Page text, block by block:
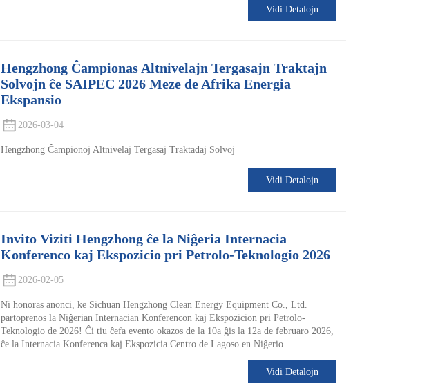
Vidi Detalojn
Hengzhong Ĉampionas Altnivelajn Tergasajn Traktajn
Solvojn ĉe SAIPEC 2026 Meze de Afrika Energia
Ekspansio
2026-03-04
Hengzhong Ĉampionoj Altnivelaj Tergasaj Traktadaj Solvoj
Vidi Detalojn
Invito Viziti Hengzhong ĉe la Niĝeria Internacia
Konferenco kaj Ekspozicio pri Petrolo-Teknologio 2026
2026-02-05
Ni honoras anonci, ke Sichuan Hengzhong Clean Energy Equipment Co., Ltd.
partoprenos la Niĝerian Internacian Konferencon kaj Ekspozicion pri Petrolo-
Teknologio de 2026! Ĉi tiu ĉefa evento okazos de la 10a ĝis la 12a de februaro 2026,
ĉe la Internacia Konferenca kaj Ekspozicia Centro de Lagoso en Niĝerio.
Vidi Detalojn